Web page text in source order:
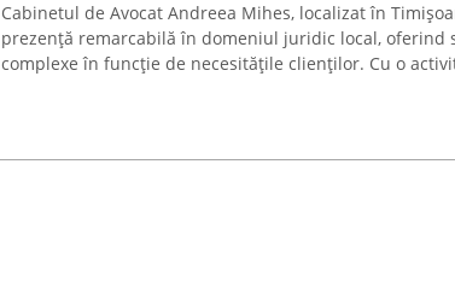
Cabinetul de Avocat Andreea Mihes, localizat în
prezență remarcabilă în domeniul juridic local, oferind
complexe în funcție de necesitățile clienților. Cu o